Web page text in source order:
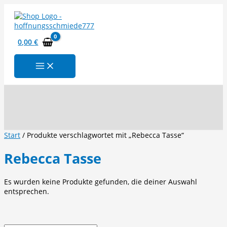
Inhalt
springen
0,00€
Start / Produkte verschlagwortet mit „Rebecca Tasse“
Rebecca Tasse
Es wurden keine Produkte gefunden, die deiner Auswahl
entsprechen.